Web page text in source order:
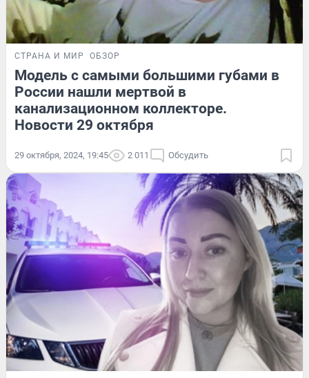
СТРАНА И МИР ОБЗОР
Модель с самыми большими губами в
России нашли мертвой в
канализационном коллекторе.
Новости 29 октября
29 октября, 2024, 19:45 2 011 Обсудить